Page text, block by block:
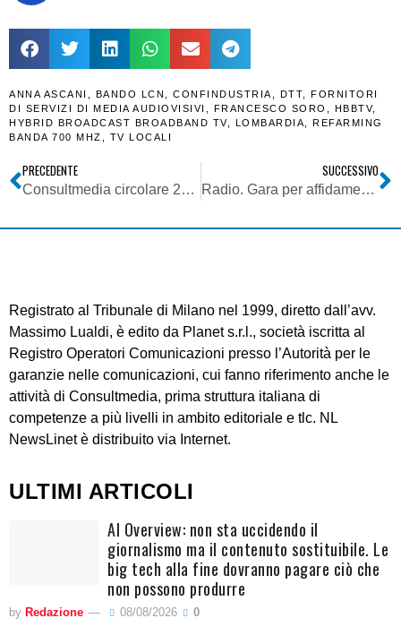
ANNA ASCANI BANDO LCN CONFINDUSTRIA DTT
FORNITORI
DI SERVIZI DI MEDIA AUDIOVISIVI
FRANCESCO SORO HBBTV,
HYBRID BROADCAST BROADBAND TV, LOMBARDIA
REFARMING
BANDA 700 MHZ
TV LOCALI
PRECEDENTE
Consultmedia circolare 21102021 su pubblicazione decreto direttoriale erogazione stanziamenti 2021 per emittenti locali ex art. 195 DL n. 34 del 2020
SUCCESSIVO
Radio. Gara per affidamento del servizio di trasmissione delle sedute parlamentari in FM. Chi ha partecipato e chi se lo è aggiudicato
Registrato al Tribunale di Milano nel 1999, diretto dall’avv.
Massimo Lualdi, è edito da Planet s.r.l., società iscritta al
Registro Operatori Comunicazioni presso l’Autorità per le
garanzie nelle comunicazioni, cui fanno riferimento anche le
attività di Consultmedia, prima struttura italiana di
competenze a più livelli in ambito editoriale e tlc. NL
NewsLinet è distribuito via Internet.
ULTIMI ARTICOLI
AI Overview: non sta uccidendo il
giornalismo ma il contenuto sostituibile. Le
big tech alla fine dovranno pagare ciò che
non possono produrre
by Redazione 08/08/2026 0